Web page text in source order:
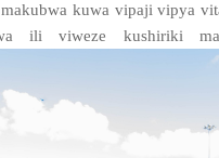
kuwa vipaji vipya
ili viweze kushiriki